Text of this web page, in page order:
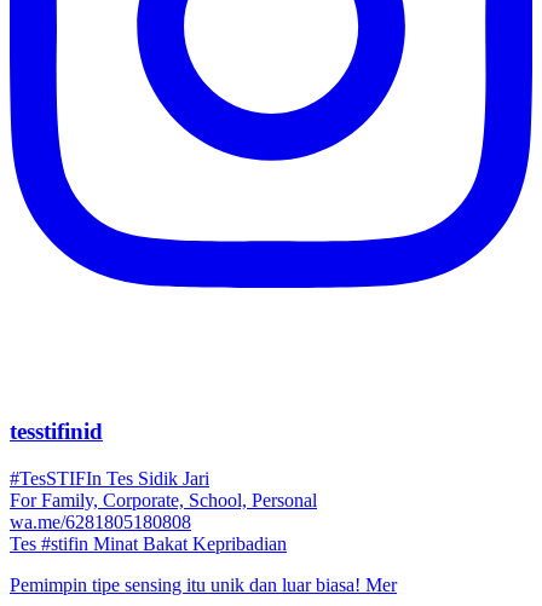
tesstifinid
#TesSTIFIn Tes Sidik Jari
For Family, Corporate, School, Personal
wa.me/6281805180808
Tes #stifin Minat Bakat Kepribadian
Pemimpin tipe sensing itu unik dan luar biasa! Mer